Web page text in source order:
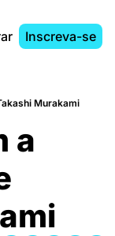
Inscreva-se
Murakami
a